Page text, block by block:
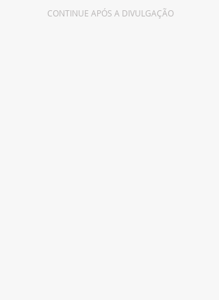
CONTINUE APÓS A DIVULGAÇÃO